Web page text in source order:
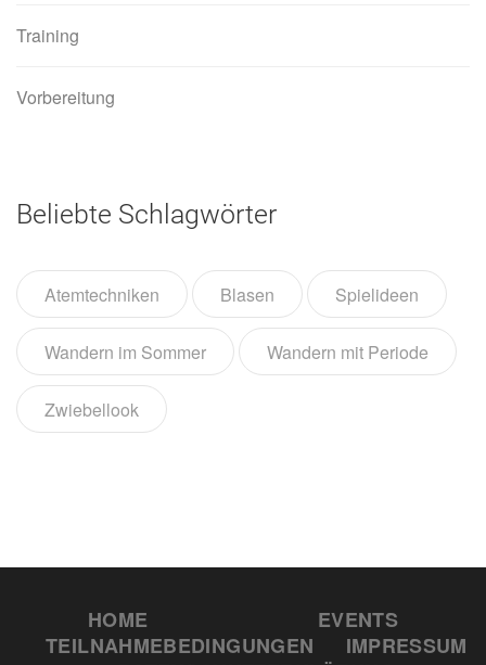
Training
Vorbereitung
Beliebte Schlagwörter
Atemtechniken Blasen Spielideen
Wandern im Sommer Wandern mit Periode
Zwiebellook
HOME
EVENTS
TEILNAHMEBEDINGUNGEN
IMPRESSUM